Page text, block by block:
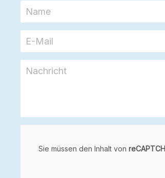
Sie müssen den Inhalt von